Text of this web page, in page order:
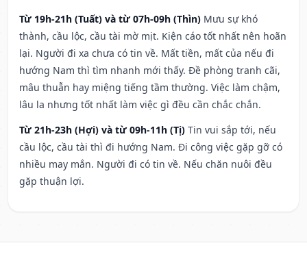
Từ 19h-21h (Tuất) và từ 07h-09h (Thìn) Mưu sự khó
thành, cầu lộc, cầu tài mờ mịt. Kiện cáo tốt nhất nên hoãn
lại. Người đi xa chưa có tin về. Mất tiền, mất của nếu đi
hướng Nam thì tìm nhanh mới thấy. Đề phòng tranh cãi,
mâu thuẫn hay miệng tiếng tầm thường. Việc làm chậm,
lâu la nhưng tốt nhất làm việc gì đều cần chắc chắn.
Từ 21h-23h (Hợi) và từ 09h-11h (Tị) Tin vui sắp tới, nếu
cầu lộc, cầu tài thì đi hướng Nam. Đi công việc gặp gỡ có
nhiều may mắn. Người đi có tin về. Nếu chăn nuôi đều
gặp thuận lợi.